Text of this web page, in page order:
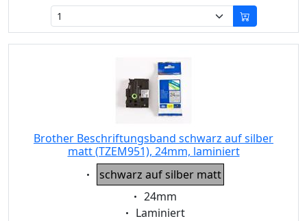
Brother Beschriftungsband schwarz auf silber
matt (TZEM951), 24mm, laminiert
Eigenschaft:
schwarz auf silber matt
Eigenschaft:
24mm
Eigenschaft:
Laminiert